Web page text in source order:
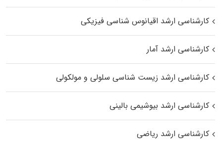
کارشناسی ارشد اقیانوس‌ شناسی فیزیکی
کارشناسی ارشد آمار
کارشناسی ارشد زیست شناسی سلولی و مولکولی
کارشناسی ارشد بیوشیمی بالینی
کارشناسی ارشد ریاضی